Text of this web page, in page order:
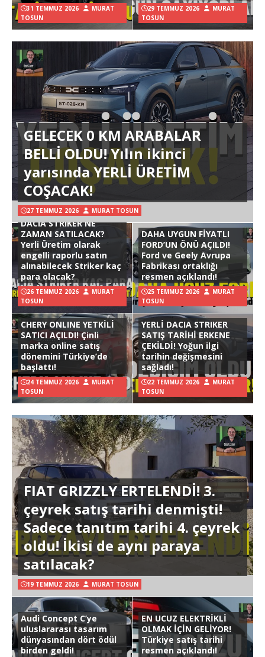
31 TEMMUZ 2026
MURAT
TOSUN
29 TEMMUZ 2026
MURAT
TOSUN
GELECEK 0 KM ARABALAR
BELLİ OLDU! Yılın ikinci
yarısında YERLİ ÜRETİM
COŞACAK!
27 TEMMUZ 2026 MURAT TOSUN
DACIA STRIKER NE
ZAMAN SATILACAK?
Yerli Üretim olarak
engelli raporlu satın
alınabilecek Striker kaç
para olacak?
26 TEMMUZ 2026
MURAT
TOSUN
DAHA UYGUN FİYATLI
FORD’UN ÖNÜ AÇILDI!
Ford ve Geely Avrupa
Fabrikası ortaklığı
resmen açıklandı!
25 TEMMUZ 2026
MURAT
TOSUN
CHERY ONLINE YETKİLİ
SATICI AÇILDI! Çinli
marka online satış
dönemini Türkiye’de
başlattı!
24 TEMMUZ 2026
MURAT
TOSUN
YERLİ DACIA STRIKER
SATIŞ TARİHİ ERKENE
ÇEKİLDİ! Yoğun ilgi
tarihin değişmesini
sağladı!
22 TEMMUZ 2026
MURAT
TOSUN
FIAT GRIZZLY ERTELENDİ! 3.
çeyrek satış tarihi denmişti!
Sadece tanıtım tarihi 4. çeyrek
oldu! İkisi de aynı paraya
satılacak?
19 TEMMUZ 2026 MURAT TOSUN
Audi Concept C’ye
uluslararası tasarım
dünyasından dört ödül
birden geldi!
EN UCUZ ELEKTRİKLİ
OLMAK İÇİN GELİYOR!
Türkiye satış tarihi
resmen açıklandı!